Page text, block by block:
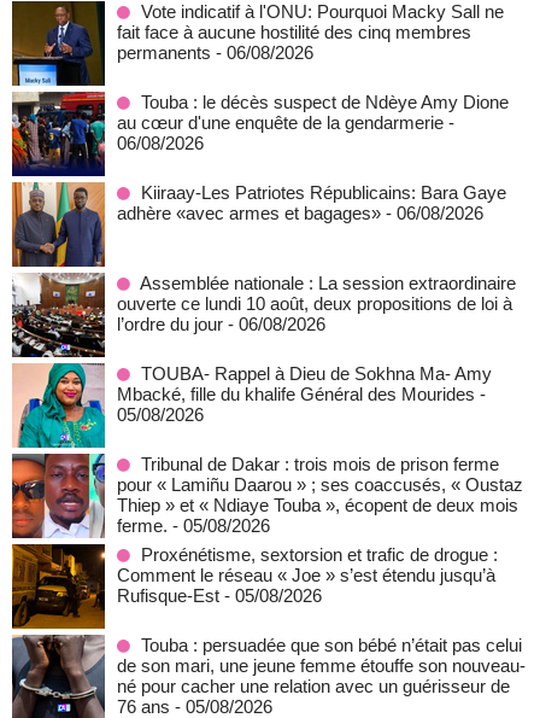
Vote indicatif à l'ONU: Pourquoi Macky Sall ne
fait face à aucune hostilité des cinq membres
permanents - 06/08/2026
Touba : le décès suspect de Ndèye Amy Dione
au cœur d'une enquête de la gendarmerie -
06/08/2026
Kiiraay-Les Patriotes Républicains: Bara Gaye
adhère «avec armes et bagages» - 06/08/2026
Assemblée nationale : La session extraordinaire
ouverte ce lundi 10 août, deux propositions de loi à
l’ordre du jour - 06/08/2026
TOUBA- Rappel à Dieu de Sokhna Ma- Amy
Mbacké, fille du khalife Général des Mourides -
05/08/2026
Tribunal de Dakar : trois mois de prison ferme
pour « Lamiñu Daarou » ; ses coaccusés, « Oustaz
Thiep » et « Ndiaye Touba », écopent de deux mois
ferme. - 05/08/2026
Proxénétisme, sextorsion et trafic de drogue :
Comment le réseau « Joe » s’est étendu jusqu’à
Rufisque-Est - 05/08/2026
Touba : persuadée que son bébé n’était pas celui
de son mari, une jeune femme étouffe son nouveau-
né pour cacher une relation avec un guérisseur de
76 ans - 05/08/2026